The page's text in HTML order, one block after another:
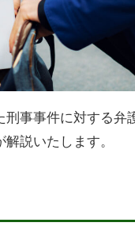
刑事事件に対する弁
解説いたします。